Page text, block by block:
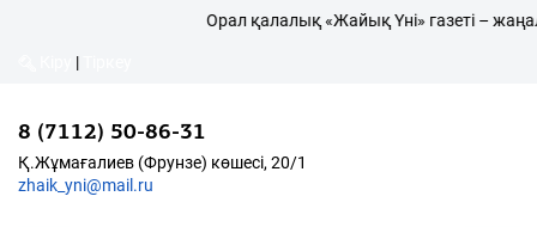
Қалалықтар қаперінеҚ.Жұмағалиев (Фрунзе)
Орал қалалық «Жайық Үні» газеті –
|
8 (7112) 50-86-31
Қ.Жұмағалиев (Фрунзе) көшесі, 20/1
zhaik_yni@mail.ru